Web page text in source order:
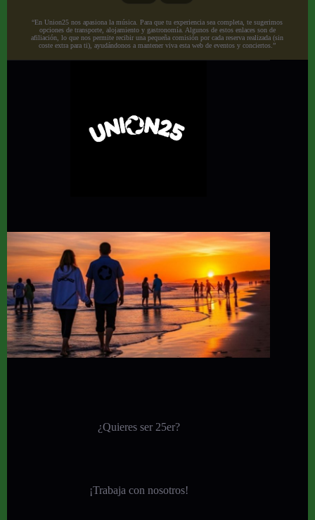
“En Union25 nos apasiona la música. Para que tu experiencia sea completa, te sugerimos
opciones de transporte, alojamiento y gastronomía. Algunos de estos enlaces son de
afiliación, lo que nos permite recibir una pequeña comisión por cada reserva realizada (sin
coste extra para ti), ayudándonos a mantener viva esta web de eventos y conciertos.”
¿Quieres ser 25er?
¡Trabaja con nosotros!